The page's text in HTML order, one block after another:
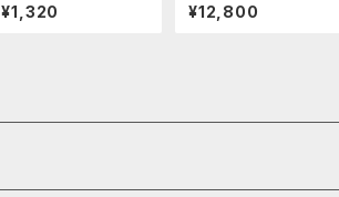
4 パンクの正体
¥1,320
ツ(M)
¥12,800